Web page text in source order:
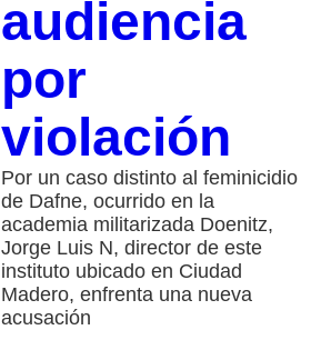
audiencia
por
violación
Por un caso distinto al feminicidio
de Dafne, ocurrido en la
academia militarizada Doenitz,
Jorge Luis N, director de este
instituto ubicado en Ciudad
Madero, enfrenta una nueva
acusación